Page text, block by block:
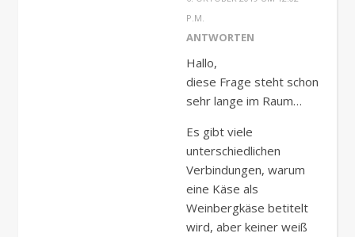
P.M.
ANTWORTEN
Hallo,
diese Frage steht schon
sehr lange im Raum…
Es gibt viele
unterschiedlichen
Verbindungen, warum
eine Käse als
Weinbergkäse betitelt
wird, aber keiner weiß